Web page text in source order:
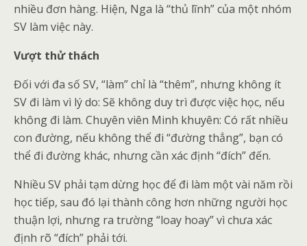
nhiều đơn hàng. Hiện, Nga là “thủ lĩnh” của một nhóm
SV làm việc này.
Vượt thử thách
Đối với đa số SV, “làm” chỉ là “thêm”, nhưng không ít
SV đi làm vì lý do: Sẽ không duy trì được việc học, nếu
không đi làm. Chuyên viên Minh khuyên: Có rất nhiều
con đường, nếu không thể đi “đường thẳng”, bạn có
thể đi đường khác, nhưng cần xác định “đích” đến.
Nhiều SV phải tạm dừng học để đi làm một vài năm rồi
học tiếp, sau đó lại thành công hơn những người học
thuận lợi, nhưng ra trường “loay hoay” vì chưa xác
định rõ “đích” phải tới.